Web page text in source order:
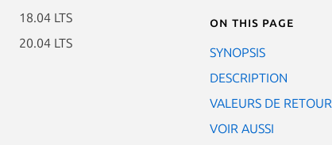
18.04 LTS
20.04 LTS
On this page
SYNOPSIS
DESCRIPTION
VALEURS DE RETOUR
VOIR AUSSI